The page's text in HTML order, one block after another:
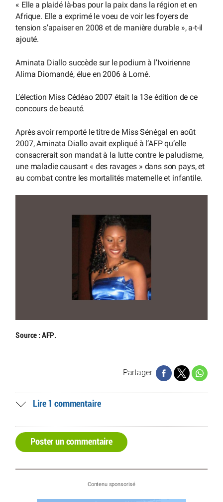
« Elle a plaidé là-bas pour la paix dans la région et en
Afrique. Elle a exprimé le voeu de voir les foyers de
tension s’apaiser en 2008 et de manière durable », a-t-il
ajouté.
Aminata Diallo succède sur le podium à l’Ivoirienne
Alima Diomandé, élue en 2006 à Lomé.
L’élection Miss Cédéao 2007 était la 13e édition de ce
concours de beauté.
Après avoir remporté le titre de Miss Sénégal en août
2007, Aminata Diallo avait expliqué à l’AFP qu’elle
consacrerait son mandat à la lutte contre le paludisme,
une maladie causant « des ravages » dans son pays, et
au combat contre les mortalités maternelle et infantile.
Source : AFP.
Partager
Lire 1 commentaire
Poster un commentaire